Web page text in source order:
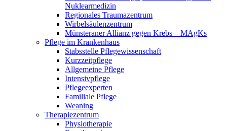
Nuklearmedizin
Regionales Traumazentrum
Wirbelsäulenzentrum
Münsteraner Allianz gegen Krebs – MAgKs
Pflege im Krankenhaus
Stabsstelle Pflegewissenschaft
Kurzzeitpflege
Allgemeine Pflege
Intensivpflege
Pflegeexperten
Familiale Pflege
Weaning
Therapiezentrum
Physiotherapie